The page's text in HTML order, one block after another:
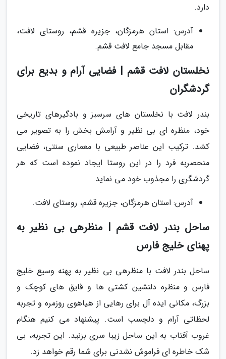
دارد.
آدرس: استان هرمزگان، جزیره قشم، روستای لافت،
مقابل مسجد جامع لافت قشم.
نخلستان لافت قشم | فضایی آرام و بدیع برای
گردشگران
بندر لافت با نخلستان های سرسبز و بادگیرهای تاریخی
خود، منظره ای بی نظیر و آرامش بخش را به تصویر می
کشد. ترکیب این عناصر طبیعی با معماری سنتی، فضایی
منحصربه فرد را در این روستا ایجاد نموده است که هر
گردشگری را مجذوب خود می نماید.
آدرس: استان هرمزگان، جزیره قشم، روستای لافت.
ساحل بندر لافت قشم | منظرهی بی نظیر به
پهنای خلیج فارس
ساحل بندر لافت با منظرهی بی نظیر به پهنه وسیع خلیج
فارس و منظره دلنشین کشتی ها و قایق های کوچک و
بزرگ، مکانی ایده آل برای رهایی از هیاهوی روزمره و تجربه
لحظاتی آرام و دلچسب است. پیشنهاد می کنیم هنگام
غروب آفتاب به این ساحل زیبا سری بزنید. این تجربه، بی
شک خاطره ای فراموش نشدنی برای شما رقم خواهد زد.